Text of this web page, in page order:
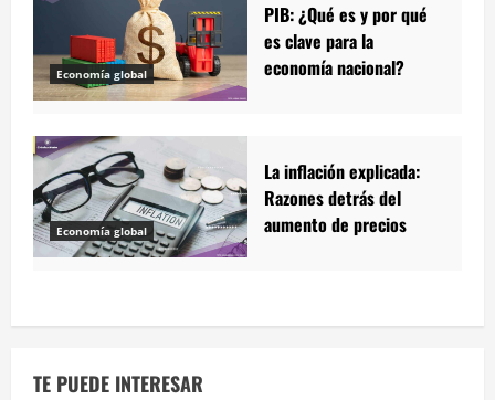
Economía global
PIB: ¿Qué es y por qué
es clave para la
economía nacional?
Economía global
La inflación explicada:
Razones detrás del
aumento de precios
TE PUEDE INTERESAR